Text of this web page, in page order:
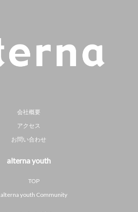
会社概要
アクセス
お問い合わせ
alterna youth
TOP
alterna youth Community